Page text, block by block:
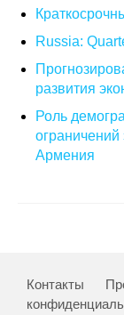
ЦДУ
Russia:
развития
Роль
ограничений
Армения
Контакты